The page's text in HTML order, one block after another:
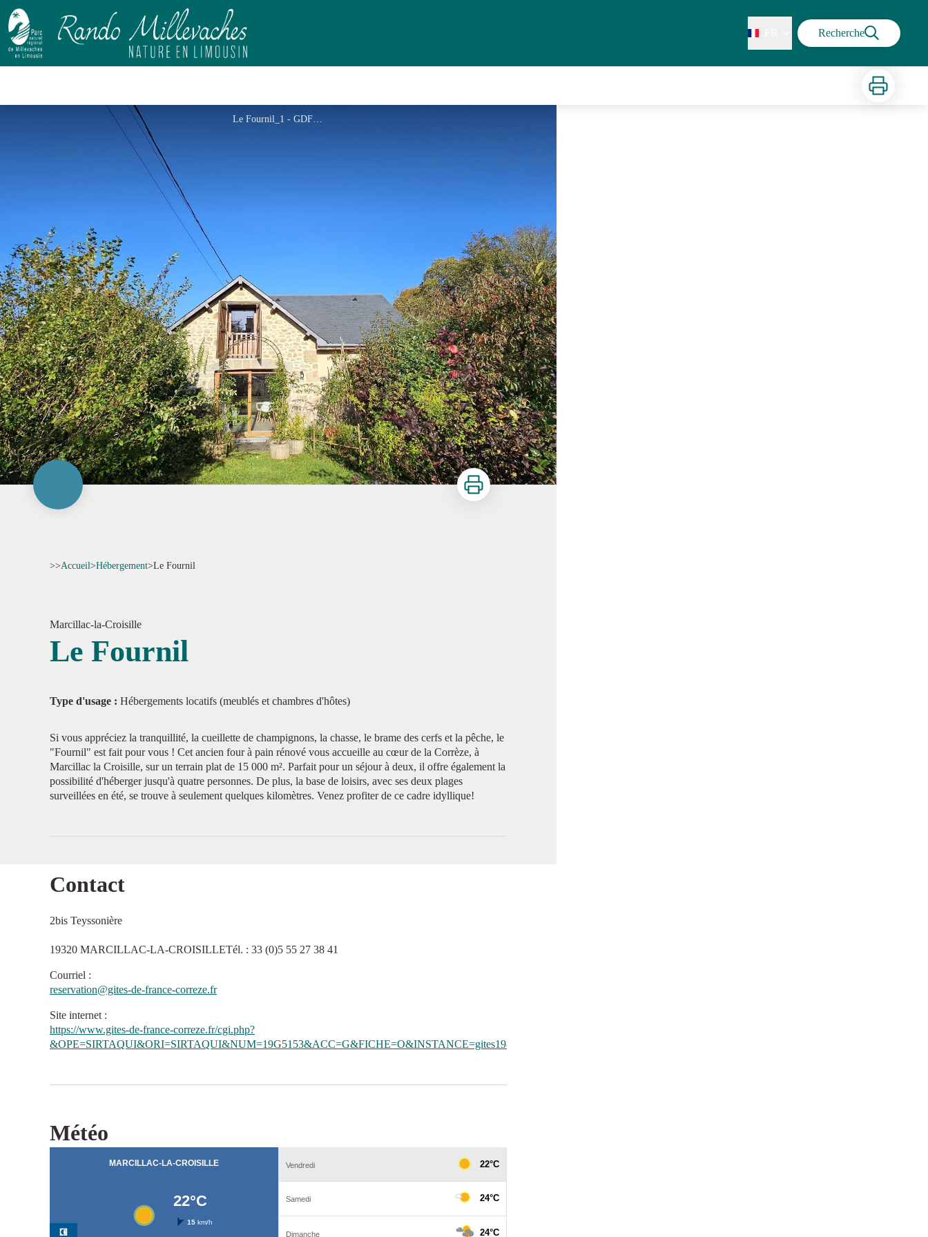
Recherche
Imprimer
Le Fournil_1 - GDF 19
Imprimer
>>Accueil>Hébergement>Le Fournil
Marcillac-la-Croisille
Le Fournil
Type d'usage : Hébergements locatifs (meublés et chambres d'hôtes)
Si vous appréciez la tranquillité, la cueillette de champignons, la chasse, le brame des cerfs et la pêche, le
"Fournil" est fait pour vous ! Cet ancien four à pain rénové vous accueille au cœur de la Corrèze, à
Marcillac la Croisille, sur un terrain plat de 15 000 m². Parfait pour un séjour à deux, il offre également la
possibilité d'héberger jusqu'à quatre personnes. De plus, la base de loisirs, avec ses deux plages
surveillées en été, se trouve à seulement quelques kilomètres. Venez profiter de ce cadre idyllique!
Contact
2bis Teyssonière
19320 MARCILLAC-LA-CROISILLETél. : 33 (0)5 55 27 38 41
Courriel :
reservation@gites-de-france-correze.fr
Site internet :
https://www.gites-de-france-correze.fr/cgi.php?
&OPE=SIRTAQUI&ORI=SIRTAQUI&NUM=19G5153&ACC=G&FICHE=O&INSTANCE=gites19&
Météo